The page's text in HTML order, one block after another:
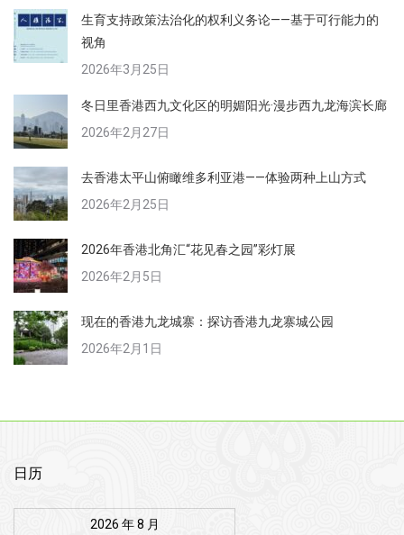
生育支持政策法治化的权利义务论——基于可行能力的
视角
2026年3月25日
冬日里香港西九文化区的明媚阳光·漫步西九龙海滨长廊
2026年2月27日
去香港太平山俯瞰维多利亚港——体验两种上山方式
2026年2月25日
2026年香港北角汇“花见春之园”彩灯展
2026年2月5日
现在的香港九龙城寨：探访香港九龙寨城公园
2026年2月1日
日历
2026 年 8 月